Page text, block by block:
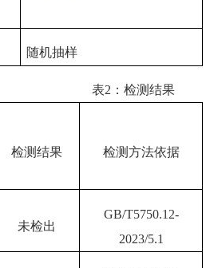
随机抽样
表2 ：检测结果
检测结果 检测方法依据
未检出
GB/T5750.12-
2023/5.1